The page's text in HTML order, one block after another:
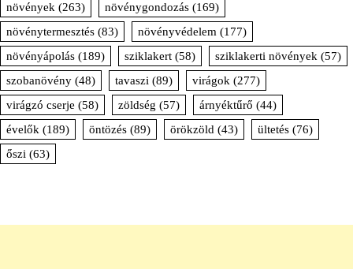
növények (263) növénygondozás (169)
növénytermesztés (83) növényvédelem (177)
növényápolás (189) sziklakert (58) sziklakerti növények (57)
szobanövény (48) tavaszi (89) virágok (277)
virágzó cserje (58) zöldség (57) árnyéktűrő (44)
évelők (189) öntözés (89) örökzöld (43) ültetés (76)
őszi (63)